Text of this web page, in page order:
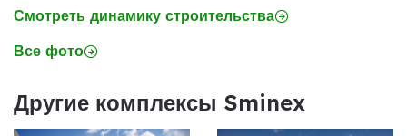
Смотреть динамику строительства
Все фото
Другие комплексы Sminex